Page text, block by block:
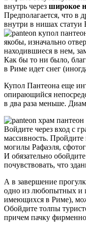
внутрь через широкое
Предполагается, что в
внутри в нишах
якобы, изначально
находившиеся в нем,
Как бы то ни было,
в Риме идет снег
Купол Пантеона еще
опирающийся
в два раза меньше.
Войдите через вход с
массивность. Пройдите
могилы Рафаэля,
И обязательно
почувствовать, что
А в завершение
одно из любопытных и
имеющихся в Риме),
Обойдите толпы
причем пачку